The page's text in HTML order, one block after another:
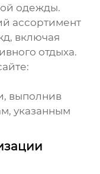
одежды.
ассортимент
включая
отдыха.
выполнив
указанным